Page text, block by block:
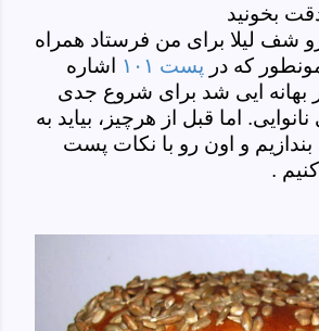
بخونید
شف لیلا برای من فرستاد همراه
که در پست ۱۰۱
اشاره
بهانه ایی شد برای شروع جدی
اما قبل از هرچیز، بیاید به
بندازیم و اون رو با نکات پست